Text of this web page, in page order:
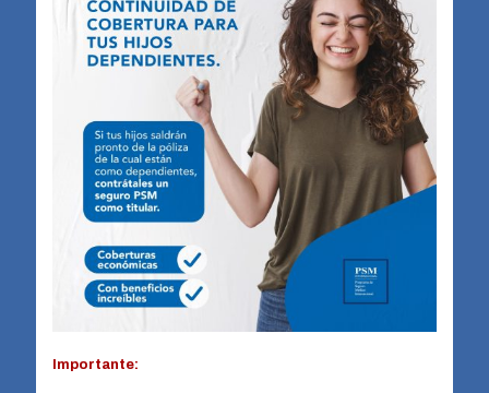
Importante: